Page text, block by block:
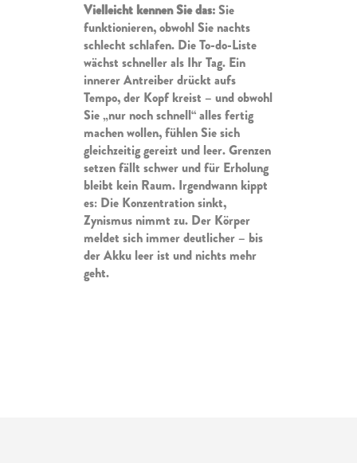
Vielleicht kennen Sie das:Sie
funktionieren, obwohl Sie nachts
schlecht schlafen. Die To-do-Liste
wächst schneller als Ihr Tag. Ein
innerer Antreiber drückt aufs
Tempo, der Kopf kreist – und obwohl
Sie „nur noch schnell“ alles fertig
machen wollen, fühlen Sie sich
gleichzeitig gereizt und leer. Grenzen
setzen fällt schwer und für Erholung
bleibt kein Raum. Irgendwann kippt
es: Die Konzentration sinkt,
Zynismus nimmt zu. Der Körper
meldet sich immer deutlicher – bis
der Akku leer ist und nichts mehr
geht.